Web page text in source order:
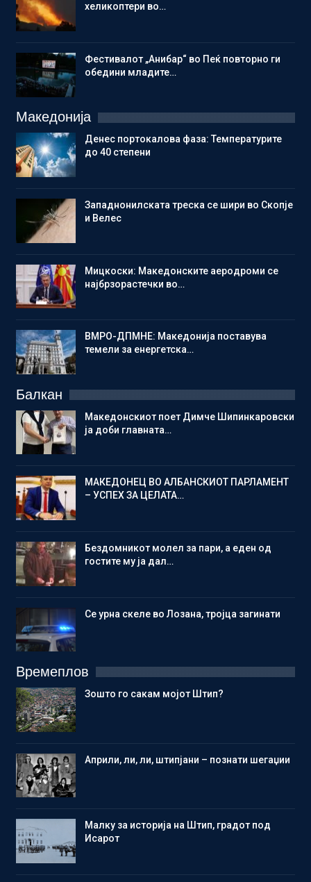
хеликоптери во…
Фестивалот „Анибар“ во Пеќ повторно ги
обедини младите…
Македонија
Денес портокалова фаза: Температурите
до 40 степени
Западнонилската треска се шири во Скопје
и Велес
Мицкоски: Македонските аеродроми се
најбрзорастечки во…
ВМРО-ДПМНЕ: Македонија поставува
темели за енергетска…
Балкан
Македонскиот поет Димче Шипинкаровски
ја доби главната…
МАКЕДОНЕЦ ВО АЛБАНСКИОТ ПАРЛАМЕНТ
– УСПЕХ ЗА ЦЕЛАТА…
Бездомникот молел за пари, а еден од
гостите му ја дал…
Се урна скеле во Лозана, тројца загинати
Времеплов
Зошто го сакам мојот Штип?
Aприли, ли, ли, штипјани – познати шегаџии
Малку за историја на Штип, градот под
Исарот